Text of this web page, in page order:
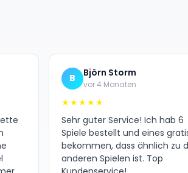
B Björn Storm
vor 4 Monaten
★★★★★
Sehr guter Service! Ich hab 6
Spiele bestellt und eines
bekommen, dass ähnlich zu
anderen Spielen ist. Top